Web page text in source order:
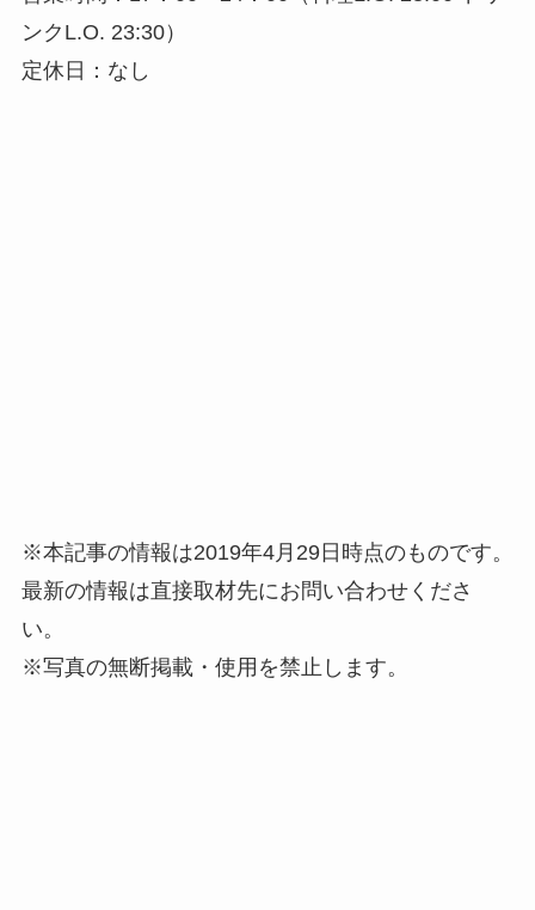
ンクL.O. 23:30）
定休日：なし
※本記事の情報は2019年4月29日時点のものです。
最新の情報は直接取材先にお問い合わせくださ
い。
※写真の無断掲載・使用を禁止します。